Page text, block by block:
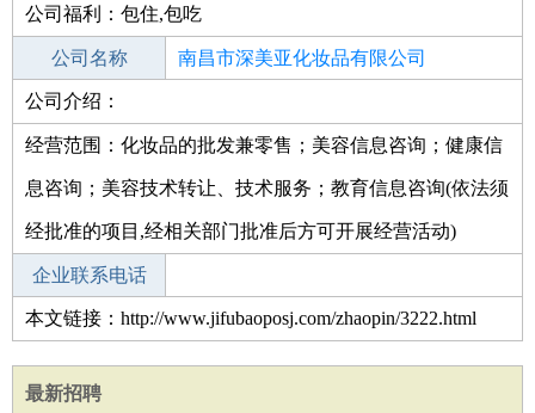
其他行业 生产制造业
公司福利：包住,包吃
公司名称 南昌市深美亚化妆品有限公司
公司类型
公司介绍：
经营范围：化妆品的批发兼零售；美容信息咨询；健康信
息咨询；美容技术转让、技术服务；教育信息咨询(依法须
经批准的项目,经相关部门批准后方可开展经营活动)
企业联系电话
本文链接：http://www.jifubaoposj.com/zhaopin/3222.html
最新招聘